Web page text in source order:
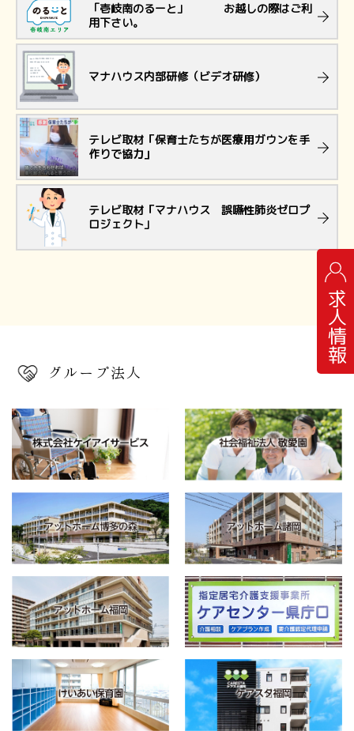
「壱岐南のるーと」 お越しの際はご利
用下さい。
マナハウス内部研修（ビデオ研修）
テレビ取材「保育士たちが医療用ガウンを手
作りで協力」
テレビ取材「マナハウス 誤嚥性肺炎ゼロプ
ロジェクト」
グループ法人
求人情報